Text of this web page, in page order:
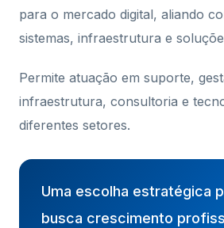
para o mercado digital, aliando
sistemas, infraestrutura e
Permite atuação em suporte,
infraestrutura, consultoria e
diferentes setores.
Uma escolha estratégica
busca crescimento